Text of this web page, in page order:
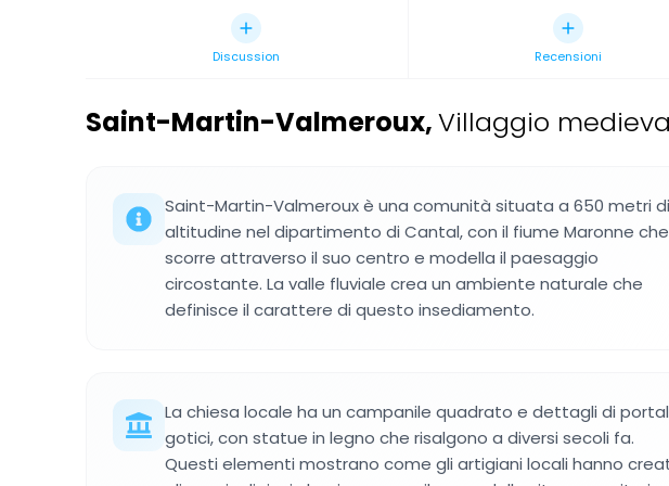
Discussion Recensioni
Saint-Martin-Valmeroux,Villaggio
Saint-Martin-Valmeroux è una comunità situata a 650 metri di
altitudine nel dipartimento di Cantal, con il fiume Maronne che
scorre attraverso il suo centro e modella il paesaggio
circostante. La valle fluviale crea un ambiente naturale che
definisce il carattere di questo insediamento.
La chiesa locale ha un campanile quadrato e dettagli di
gotici, con statue in legno che risalgono a diversi secoli fa.
Questi elementi mostrano come gli artigiani locali hanno